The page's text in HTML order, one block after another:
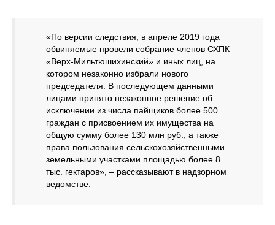
«По версии следствия, в апреле 2019 года
обвиняемые провели собрание членов СХПК
«Верх-Мильтюшихинский» и иных лиц, на
котором незаконно избрали нового
председателя. В последующем данными
лицами принято незаконное решение об
исключении из числа пайщиков более 500
граждан с присвоением их имущества на
общую сумму более 130 млн руб., а также
права пользования сельскохозяйственными
земельными участками площадью более 8
тыс. гектаров», – рассказывают в надзорном
ведомстве.